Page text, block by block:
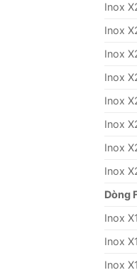
Inox
Inox
Inox
Inox
Inox
Inox
Inox
Inox
Dòng
Inox
Inox
Inox